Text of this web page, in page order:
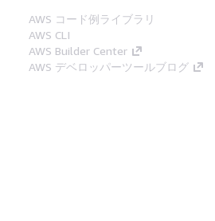
AWS コード例ライブラリ
AWS CLI
AWS Builder Center
AWS デベロッパーツールブログ